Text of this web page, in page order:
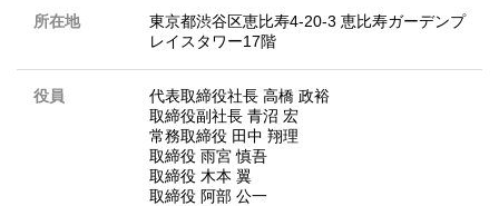
所在地
東京都渋谷区恵比寿4-20-3 恵比寿ガーデンプ
レイスタワー17階
役員
代表取締役社長 高橋 政裕
取締役副社長 青沼 宏
常務取締役 田中 翔理
取締役 雨宮 慎吾
取締役 木本 翼
取締役 阿部 公一